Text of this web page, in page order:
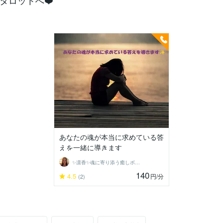
あなたの魂が本当に求めている答
えを一緒に導きます
✨凛香✨魂に寄り添う癒しボイス届けます✨
4.5 (2) 140円/分